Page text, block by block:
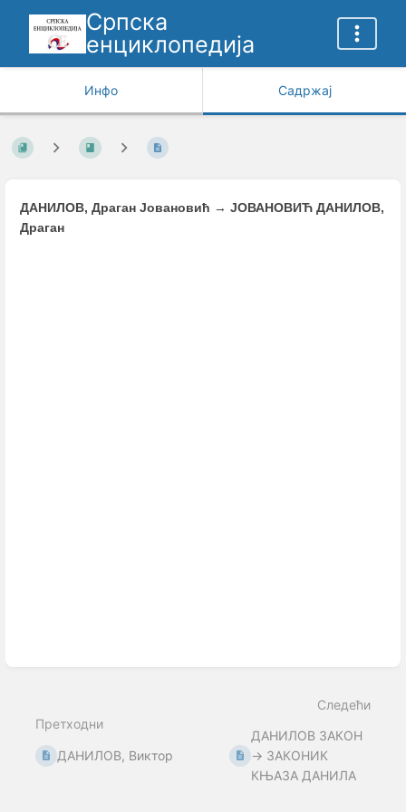
Српска
енциклопедија
Инфо Садржај
ДАНИЛОВ, Драган Јовановић → ЈОВАНОВИЋ ДАНИЛОВ,
Драган
Претходни
ДАНИЛОВ, Виктор
Следећи
ДАНИЛОВ ЗАКОН
→ ЗАКОНИК
КЊАЗА ДАНИЛА